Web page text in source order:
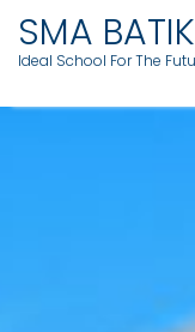
SMA
Ideal School For The